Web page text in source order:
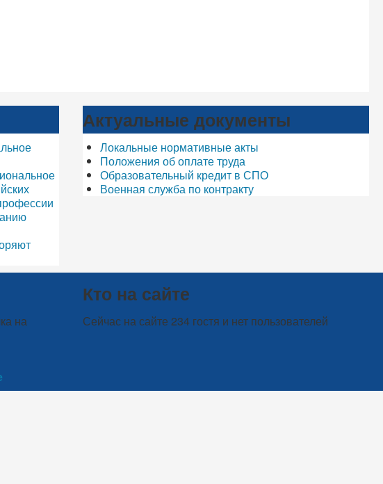
Актуальные документы
Локальные нормативные акты
Положения об оплате труда
Образовательный кредит в СПО
Военная служба по контракту
на
Кто на сайте
Сейчас на сайте 234 гостя и нет пользователей